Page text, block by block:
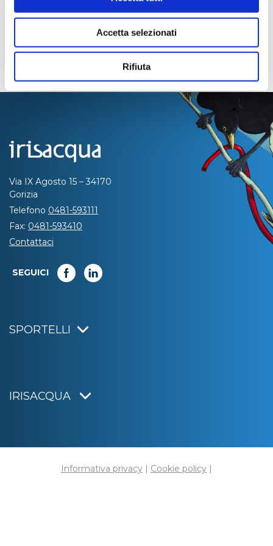
Accetta selezionati
Rifiuta
Via IX Agosto 15 – 34170
Gorizia
Telefono 0481-593111
Fax: 0481-593410
Contattaci
SEGUICI
SPORTELLI
IRISACQUA
Informativa privacy | Cookie policy |